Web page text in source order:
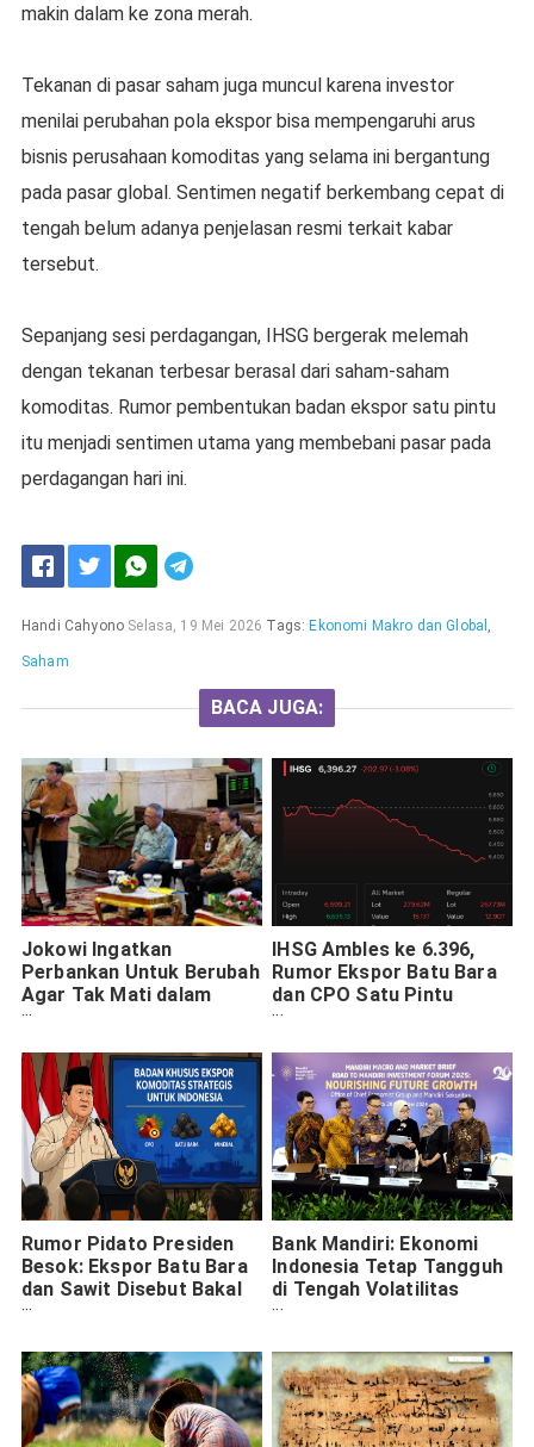
makin dalam ke zona merah.
Tekanan di pasar saham juga muncul karena investor
menilai perubahan pola ekspor bisa mempengaruhi arus
bisnis perusahaan komoditas yang selama ini bergantung
pada pasar global. Sentimen negatif berkembang cepat di
tengah belum adanya penjelasan resmi terkait kabar
tersebut.
Sepanjang sesi perdagangan, IHSG bergerak melemah
dengan tekanan terbesar berasal dari saham-saham
komoditas. Rumor pembentukan badan ekspor satu pintu
itu menjadi sentimen utama yang membebani pasar pada
perdagangan hari ini.
Handi Cahyono Selasa, 19 Mei 2026 Tags: Ekonomi Makro dan Global ,
Saham
BACA JUGA:
Jokowi Ingatkan
Perbankan Untuk Berubah
Agar Tak Mati dalam
Persaingan
IHSG Ambles ke 6.396,
Rumor Ekspor Batu Bara
dan CPO Satu Pintu
Khusus Bikin Pasar Panik
Rumor Pidato Presiden
Besok: Ekspor Batu Bara
dan Sawit Disebut Bakal
Lewat Satu Pintu
Bank Mandiri: Ekonomi
Indonesia Tetap Tangguh
di Tengah Volatilitas
Global, Proyeksi Tumbuh